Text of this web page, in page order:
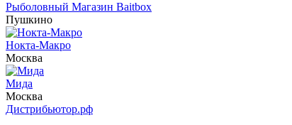
Рыболовный Магазин Baitbox
Пушкино
Нокта-Макро
Москва
Мида
Москва
Дистрибьютор.рф